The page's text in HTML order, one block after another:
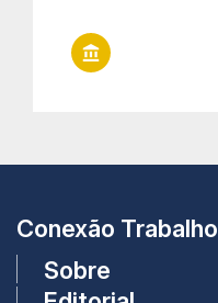
Conexão Trabalho
Sobre